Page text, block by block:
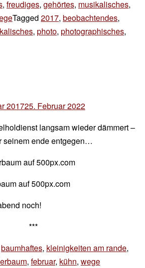
, freudiges, gehörtes, musikalisches,
Tagged 2017, beobachtendes,
, photo, photographisches,
201725. Februar 2022
chef
langsam wieder dämmert –
seinem ende entgegen…
noch!
***
baumhaftes, kleinigkeiten am rande,
, februar, kühn, wege